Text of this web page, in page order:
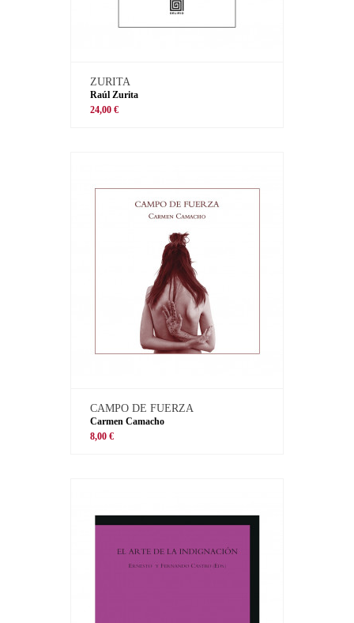
ZURITA
Raúl Zurita
24,00 €
CAMPO DE FUERZA
Carmen Camacho
8,00 €